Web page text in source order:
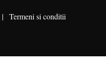
Termeni si conditii